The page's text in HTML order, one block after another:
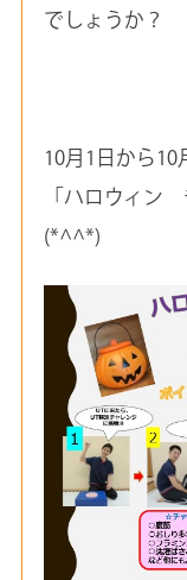
でしょうか？
10月1日から10
「ハロウィン
(*^^*)